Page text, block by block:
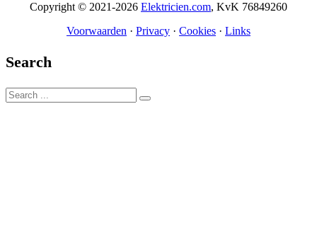
Copyright © 2021-2026 Elektricien.com, KvK 76849260
Voorwaarden · Privacy · Cookies · Links
Search